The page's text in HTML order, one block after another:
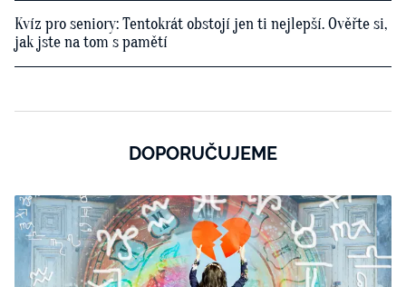
Kvíz pro seniory: Tentokrát obstojí jen ti nejlepší. Ověřte si,
jak jste na tom s pamětí
DOPORUČUJEME